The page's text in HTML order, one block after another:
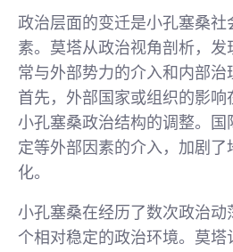
政治层面的变迁是小孔塞桑社
素。莫塔从政治视角剖析，
常与外部势力的介入和内部治
首先，外部国家或组织的影响
小孔塞桑政治结构的调整。
定等外部因素的介入，加剧了
化。
小孔塞桑在经历了数次政治
个相对稳定的政治环境。莫